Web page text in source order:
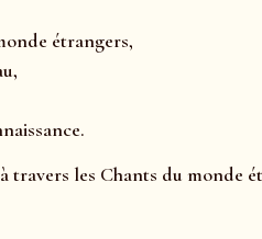
étrangers,
travers les Chants du